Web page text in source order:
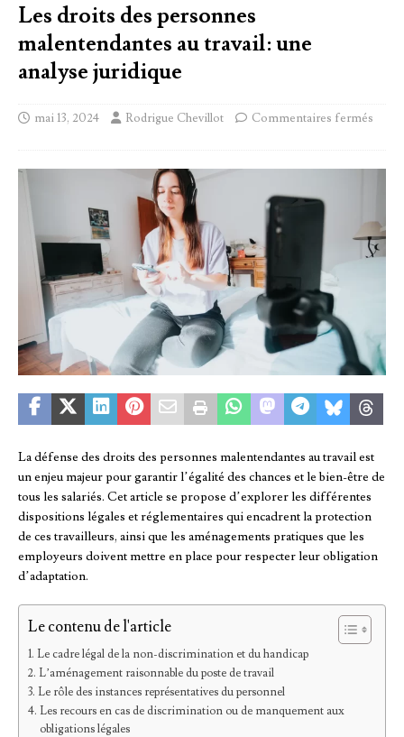
Les droits des personnes
malentendantes au travail: une
analyse juridique
mai 13, 2024 Rodrigue Chevillot Commentaires fermés
La défense des droits des personnes malentendantes au travail est
un enjeu majeur pour garantir l’égalité des chances et le bien-être de
tous les salariés. Cet article se propose d’explorer les différentes
dispositions légales et réglementaires qui encadrent la protection
de ces travailleurs, ainsi que les aménagements pratiques que les
employeurs doivent mettre en place pour respecter leur obligation
d’adaptation.
Le contenu de l'article
Le cadre légal de la non-discrimination et du handicap
L’aménagement raisonnable du poste de travail
Le rôle des instances représentatives du personnel
Les recours en cas de discrimination ou de manquement aux
obligations légales